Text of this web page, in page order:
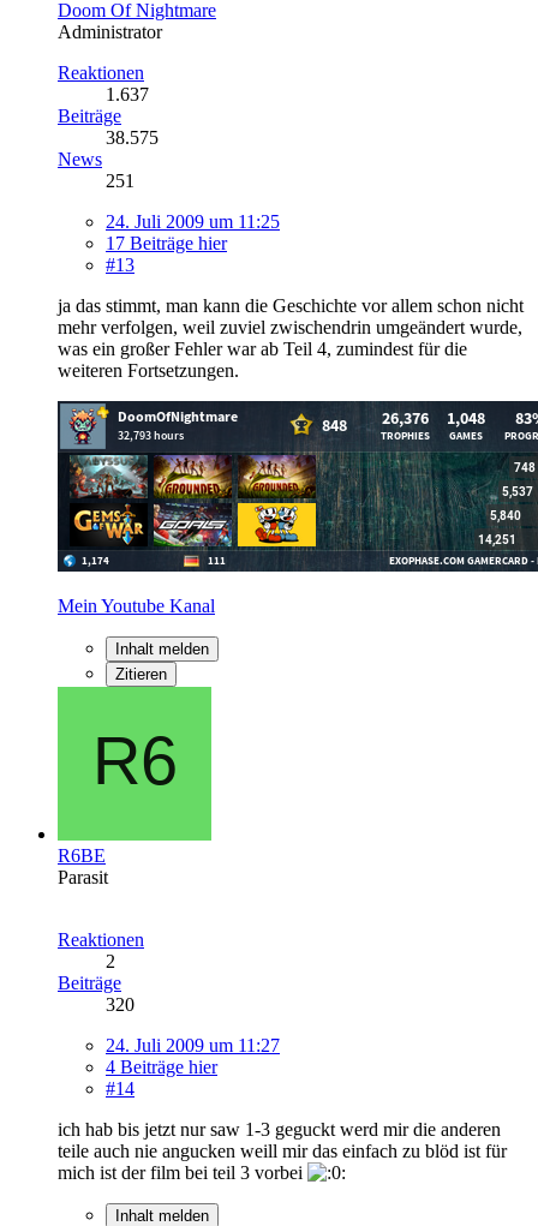
Doom Of Nightmare
Administrator
Reaktionen
1.637
Beiträge
38.575
News
251
24. Juli 2009 um 11:25
17 Beiträge hier
#13
ja das stimmt, man kann die Geschichte vor allem schon nicht
mehr verfolgen, weil zuviel zwischendrin umgeändert wurde,
was ein großer Fehler war ab Teil 4, zumindest für die
weiteren Fortsetzungen.
Mein Youtube Kanal
Inhalt melden
Zitieren
R6BE
Parasit
Reaktionen
2
Beiträge
320
24. Juli 2009 um 11:27
4 Beiträge hier
#14
ich hab bis jetzt nur saw 1-3 geguckt werd mir die anderen
teile auch nie angucken weill mir das einfach zu blöd ist für
mich ist der film bei teil 3 vorbei
Inhalt melden